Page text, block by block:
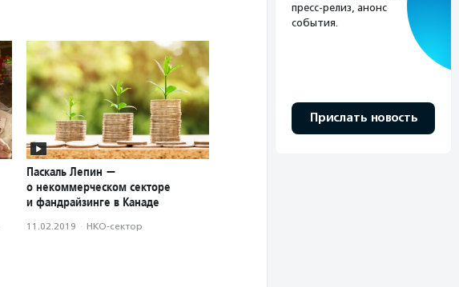
Паскаль Лепин —
о некоммерческом секторе
и фандрайзинге в Канаде
11.02.2019 · НКО-сектор
пресс-релиз, анонс
события.
Прислать новость